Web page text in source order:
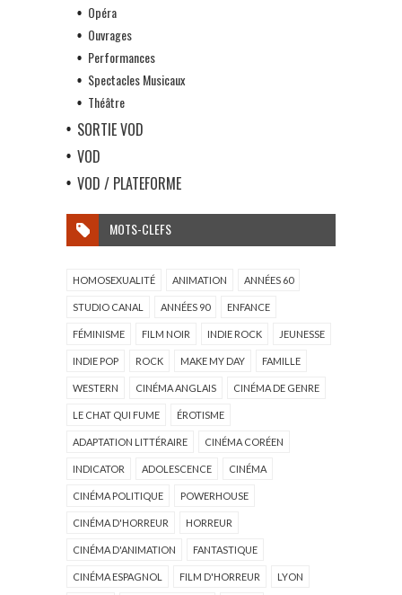
Opéra
Ouvrages
Performances
Spectacles Musicaux
Théâtre
SORTIE VOD
VOD
VOD / PLATEFORME
MOTS-CLEFS
HOMOSEXUALITÉ ANIMATION ANNÉES 60
STUDIO CANAL ANNÉES 90 ENFANCE
FÉMINISME FILM NOIR INDIE ROCK JEUNESSE
INDIE POP ROCK MAKE MY DAY FAMILLE
WESTERN CINÉMA ANGLAIS CINÉMA DE GENRE
LE CHAT QUI FUME ÉROTISME
ADAPTATION LITTÉRAIRE CINÉMA CORÉEN
INDICATOR ADOLESCENCE CINÉMA
CINÉMA POLITIQUE POWERHOUSE
CINÉMA D'HORREUR HORREUR
CINÉMA D'ANIMATION FANTASTIQUE
CINÉMA ESPAGNOL FILM D'HORREUR LYON